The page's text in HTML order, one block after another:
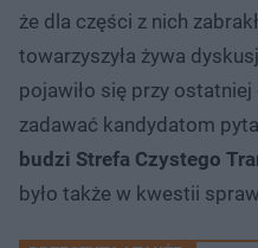
że dla części z nich
towarzyszyła żywa
pojawiło się przy
zadawać kandydatom
budzi Strefa Czystego
było także w kwestii